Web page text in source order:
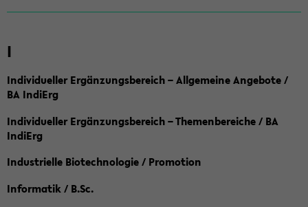
I
Individueller Ergänzungsbereich – Allgemeine Angebote /
BA IndiErg
Individueller Ergänzungsbereich – Themenbereiche / BA
IndiErg
Industrielle Biotechnologie / Promotion
Informatik / B.Sc.